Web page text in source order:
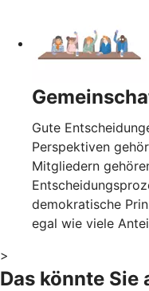
Gute
Perspektiven
Mitgliedern
demokratische
egal wie viele
>
Das könnte Sie